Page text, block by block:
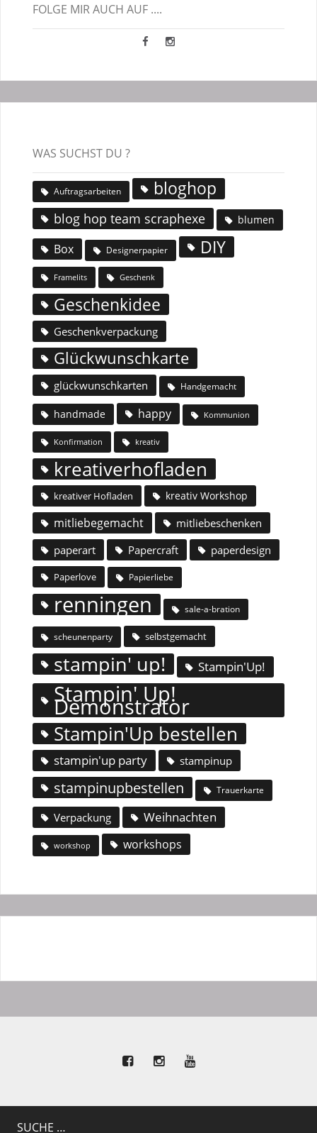
FOLGE MIR AUCH AUF ....
WAS SUCHST DU ?
Auftragsarbeiten bloghop
blog hop team scraphexe blumen
Box Designerpapier DIY
Framelits Geschenk
Geschenkidee
Geschenkverpackung
Glückwunschkarte
glückwunschkarten Handgemacht
handmade happy Kommunion
Konfirmation kreativ
kreativerhofladen
kreativer Hofladen kreativ Workshop
mitliebegemacht
mitliebeschenken
paperart
Papercraft paperdesign
Paperlove Papierliebe
renningen sale-a-bration
scheunenparty selbstgemacht
stampin' up! Stampin'Up!
Stampin' Up!
Demonstrator
Stampin'Up bestellen
stampin'up party stampinup
stampinupbestellen Trauerkarte
Verpackung Weihnachten
workshop workshops
SUCHE …